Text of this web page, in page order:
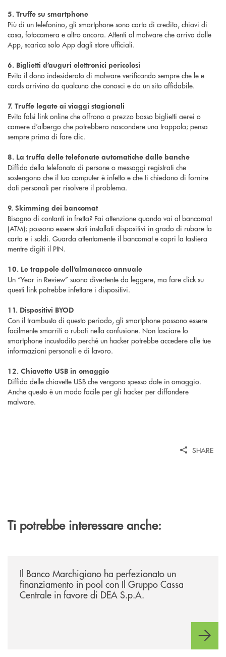
5. Truffe su smartphone
Più di un telefonino, gli smartphone sono carta di credito, chiavi di
casa, fotocamera e altro ancora. Attenti al malware che arriva dalle
App, scarica solo App dagli store ufficiali.
6. Biglietti d’auguri elettronici pericolosi
Evita il dono indesiderato di malware verificando sempre che le e-
cards arrivino da qualcuno che conosci e da un sito affidabile.
7. Truffe legate ai viaggi stagionali
Evita falsi link online che offrono a prezzo basso biglietti aerei o
camere d’albergo che potrebbero nascondere una trappola; pensa
sempre prima di fare clic.
8. La truffa delle telefonate automatiche dalle banche
Diffida della telefonata di persone o messaggi registrati che
sostengono che il tuo computer è infetto e che ti chiedono di fornire
dati personali per risolvere il problema.
9. Skimming dei bancomat
Bisogno di contanti in fretta? Fai attenzione quando vai al bancomat
(ATM); possono essere stati installati dispositivi in grado di rubare la
carta e i soldi. Guarda attentamente il bancomat e copri la tastiera
mentre digiti il PIN.
10. Le trappole dell’almanacco annuale
Un “Year in Review” suona divertente da leggere, ma fare click su
questi link potrebbe infettare i dispositivi.
11. Dispositivi BYOD
Con il trambusto di questo periodo, gli smartphone possono essere
facilmente smarriti o rubati nella confusione. Non lasciare lo
smartphone incustodito perché un hacker potrebbe accedere alle tue
informazioni personali e di lavoro.
12. Chiavette USB in omaggio
Diffida delle chiavette USB che vengono spesso date in omaggio.
Anche questo è un modo facile per gli hacker per diffondere
malware.
SHARE
Ti potrebbe interessare anche:
Il Banco Marchigiano ha perfezionato un
finanziamento in pool con Il Gruppo Cassa
Centrale in favore di DEA S.p.A.